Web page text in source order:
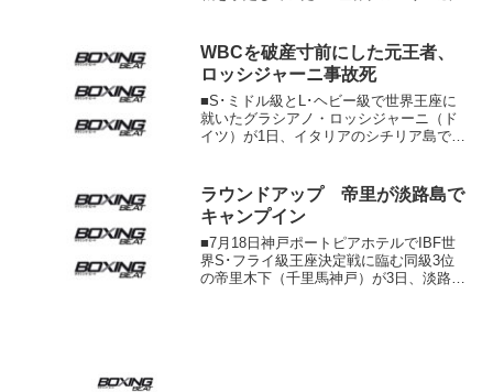
期した。エルナンデスの医師は右ヒジの
軟骨亀裂と診断。試...
WBCを破産寸前にした元王者、
ロッシジャーニ事故死
■S･ミドル級とL･ヘビー級で世界王座に
就いたグラシアノ・ロッシジャーニ（ド
イツ）が1日、イタリアのシチリア島で車
供と暮らしていた。ロッシジャーニは決
定戦でL･ヘビ...
ラウンドアップ 帝里が淡路島で
キャンプイン
■7月18日神戸ポートピアホテルでIBF世
界S･フライ級王座決定戦に臨む同級3位
の帝里木下（千里馬神戸）が3日、淡路島